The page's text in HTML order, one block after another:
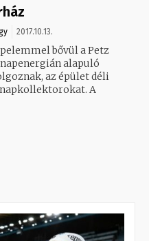
2017.10.13.
bővül a Petz
alapuló
az épület déli
A